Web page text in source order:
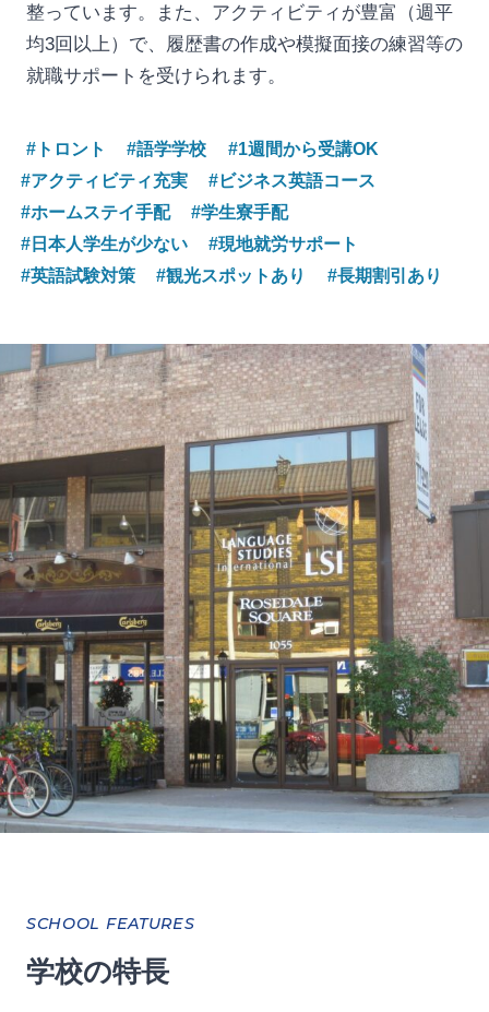
整っています。また、アクティビティが豊富（週平
均3回以上）で、履歴書の作成や模擬面接の練習等の
就職サポートを受けられます。
#トロント #語学学校
#1週間から受講OK
#アクティビティ充実
#ビジネス英語コース
#ホームステイ手配
#学生寮手配
#日本人学生が少ない
#現地就労サポート
#英語試験対策
#観光スポットあり #長期割引あり
SCHOOL FEATURES
学校の特長